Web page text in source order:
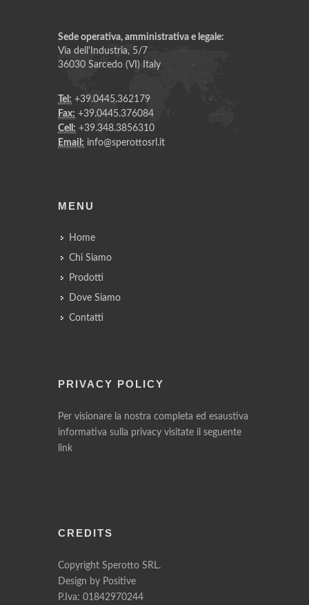
Sede operativa, amministrativa e legale:
Via dell'Industria, 5/7
36030 Sarcedo (VI) Italy
Tel: +39.0445.362179
Fax: +39.0445.376084
Cell: +39.348.3856310
Email: info@sperottosrl.it
MENU
Home
Chi Siamo
Prodotti
Dove Siamo
Contatti
PRIVACY POLICY
Per visionare la nostra completa ed esaustiva
informativa sulla privacy visitate il seguente
link
CREDITS
Copyright Sperotto SRL.
Design by Positive
P.Iva: 01842970244